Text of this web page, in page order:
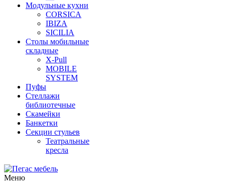
Модульные кухни
CORSICA
IBIZA
SICILIA
Столы мобильные
складные
X-Pull
MOBILE
SYSTEM
Пуфы
Стеллажи
библиотечные
Скамейки
Банкетки
Секции стульев
Театральные
кресла
Меню